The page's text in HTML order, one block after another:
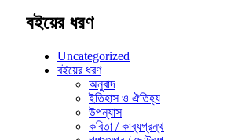
বইয়ের ধরণ
Uncategorized
বইয়ের ধরণ
অনুবাদ
ইতিহাস ও ঐতিহ্য
উপন্যাস
কবিতা / কাব্যগ্রন্থ